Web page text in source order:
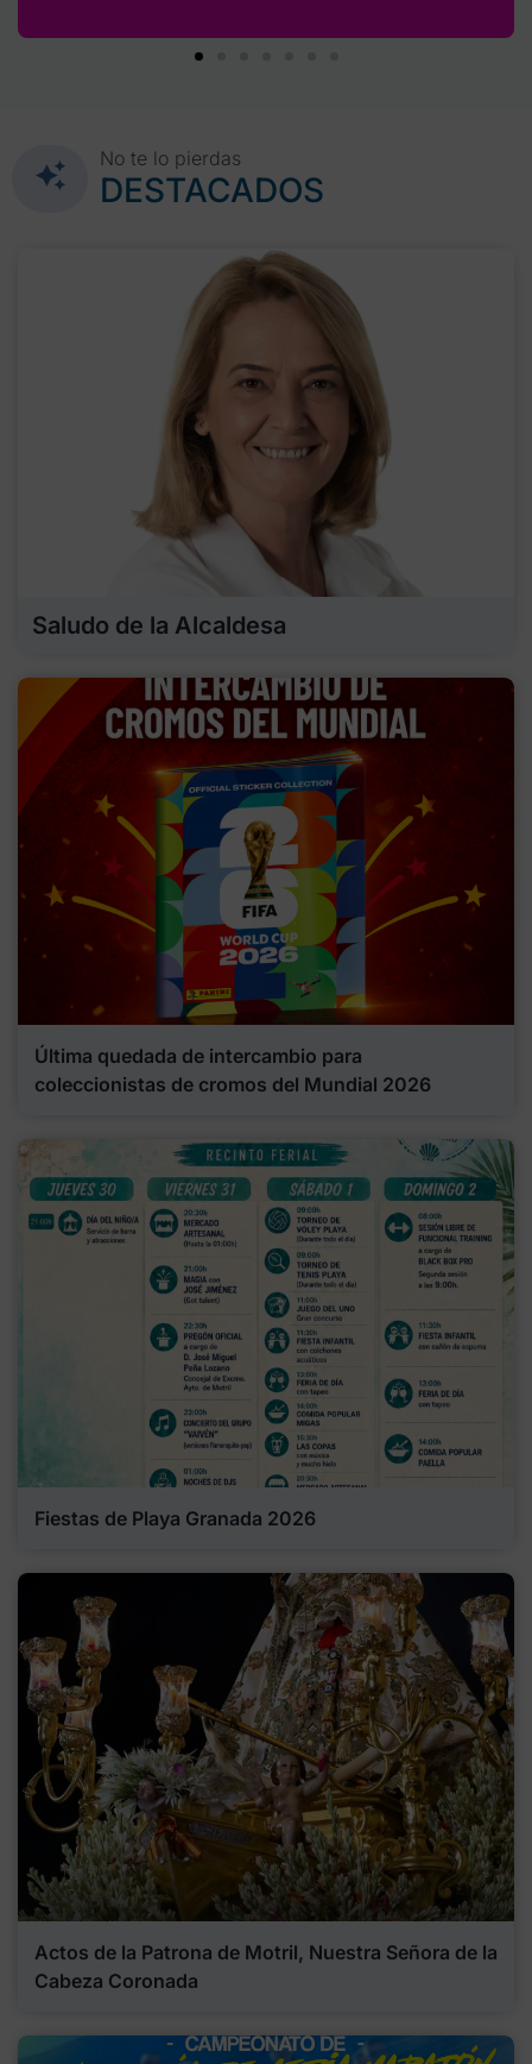
No te lo pierdas
DESTACADOS
Saludo de la Alcaldesa
Última quedada de intercambio para
coleccionistas de cromos del Mundial 2026
Fiestas de Playa Granada 2026
Actos de la Patrona de Motril, Nuestra Señora de la
Cabeza Coronada